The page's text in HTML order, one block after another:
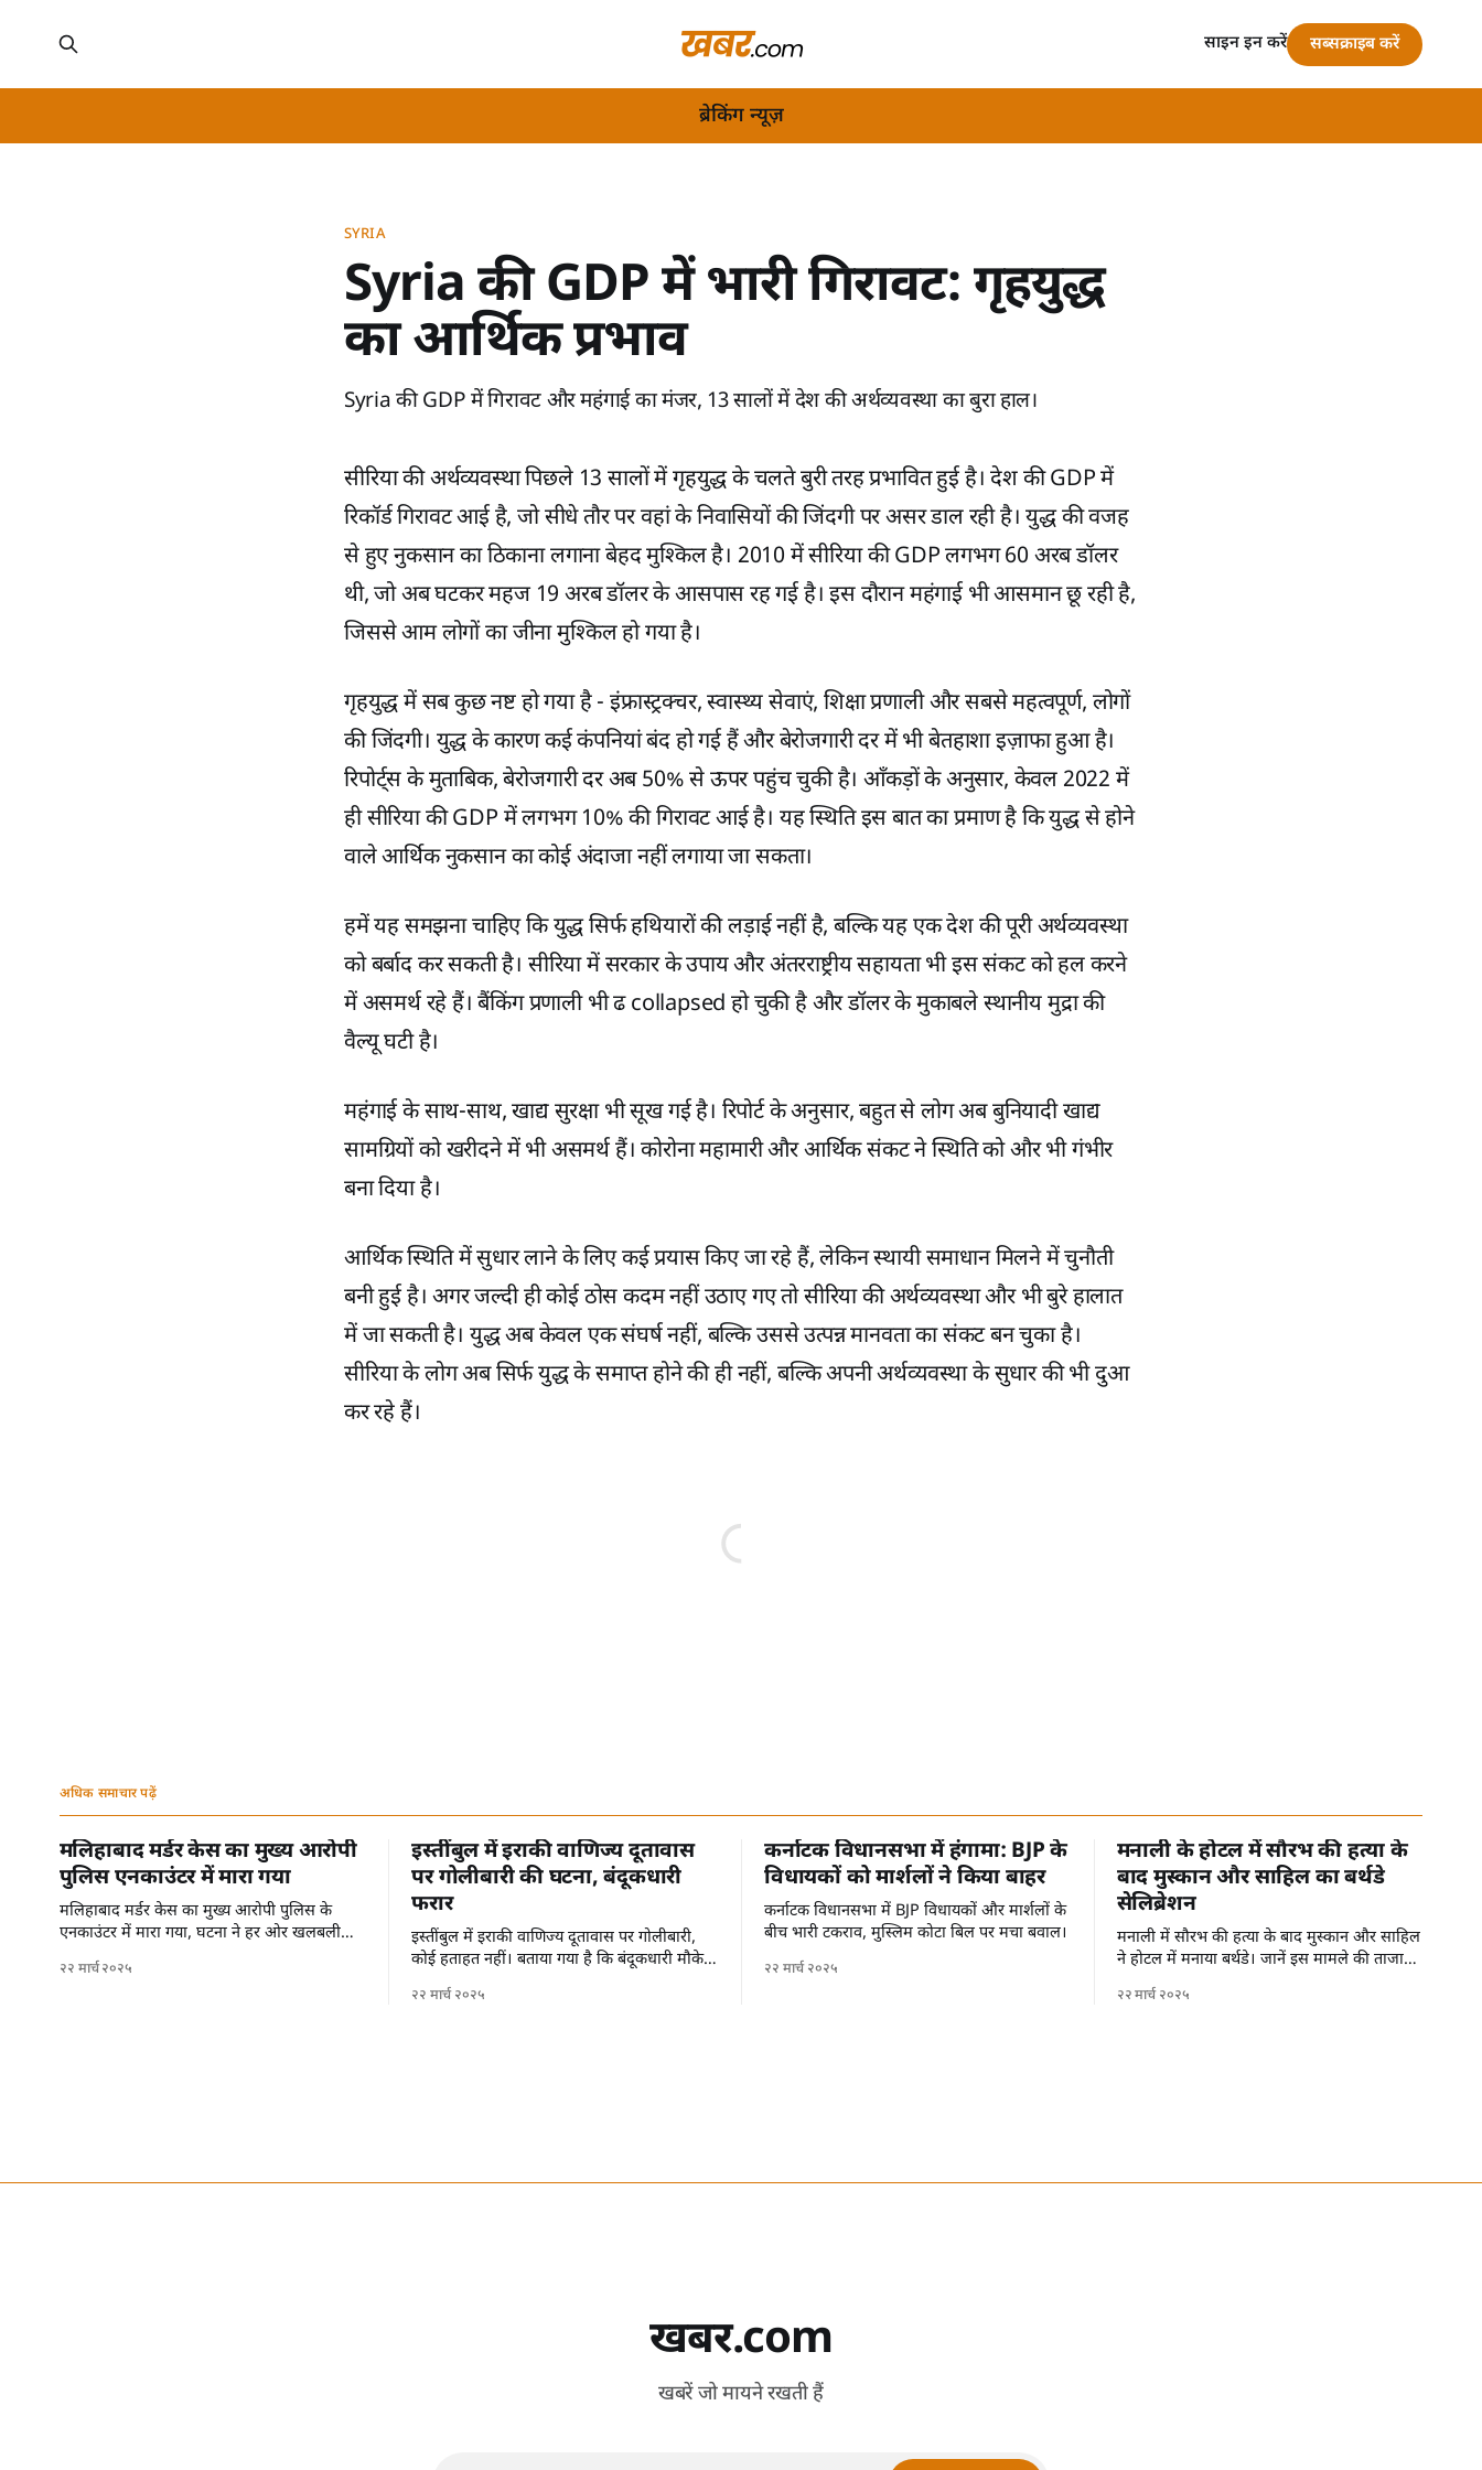
ब्रेकिंग न्यूज़
साइन इन करें सब्सक्राइब करें
SYRIA
Syria की GDP में भारी गिरावट: गृहयुद्ध
का आर्थिक प्रभाव
Syria की GDP में गिरावट और महंगाई का मंजर, 13 सालों में देश की अर्थव्यवस्था का बुरा हाल।
सीरिया की अर्थव्यवस्था पिछले 13 सालों में गृहयुद्ध के चलते बुरी तरह प्रभावित हुई है। देश की GDP में
रिकॉर्ड गिरावट आई है, जो सीधे तौर पर वहां के निवासियों की जिंदगी पर असर डाल रही है। युद्ध की वजह
से हुए नुकसान का ठिकाना लगाना बेहद मुश्किल है। 2010 में सीरिया की GDP लगभग 60 अरब डॉलर
थी, जो अब घटकर महज 19 अरब डॉलर के आसपास रह गई है। इस दौरान महंगाई भी आसमान छू रही है,
जिससे आम लोगों का जीना मुश्किल हो गया है।
गृहयुद्ध में सब कुछ नष्ट हो गया है - इंफ्रास्ट्रक्चर, स्वास्थ्य सेवाएं, शिक्षा प्रणाली और सबसे महत्वपूर्ण, लोगों
की जिंदगी। युद्ध के कारण कई कंपनियां बंद हो गई हैं और बेरोजगारी दर में भी बेतहाशा इज़ाफा हुआ है।
रिपोर्ट्स के मुताबिक, बेरोजगारी दर अब 50% से ऊपर पहुंच चुकी है। आँकड़ों के अनुसार, केवल 2022 में
ही सीरिया की GDP में लगभग 10% की गिरावट आई है। यह स्थिति इस बात का प्रमाण है कि युद्ध से होने
वाले आर्थिक नुकसान का कोई अंदाजा नहीं लगाया जा सकता।
हमें यह समझना चाहिए कि युद्ध सिर्फ हथियारों की लड़ाई नहीं है, बल्कि यह एक देश की पूरी अर्थव्यवस्था
को बर्बाद कर सकती है। सीरिया में सरकार के उपाय और अंतरराष्ट्रीय सहायता भी इस संकट को हल करने
में असमर्थ रहे हैं। बैंकिंग प्रणाली भी ढ collapsed हो चुकी है और डॉलर के मुकाबले स्थानीय मुद्रा की
वैल्यू घटी है।
महंगाई के साथ-साथ, खाद्य सुरक्षा भी सूख गई है। रिपोर्ट के अनुसार, बहुत से लोग अब बुनियादी खाद्य
सामग्रियों को खरीदने में भी असमर्थ हैं। कोरोना महामारी और आर्थिक संकट ने स्थिति को और भी गंभीर
बना दिया है।
आर्थिक स्थिति में सुधार लाने के लिए कई प्रयास किए जा रहे हैं, लेकिन स्थायी समाधान मिलने में चुनौती
बनी हुई है। अगर जल्दी ही कोई ठोस कदम नहीं उठाए गए तो सीरिया की अर्थव्यवस्था और भी बुरे हालात
में जा सकती है। युद्ध अब केवल एक संघर्ष नहीं, बल्कि उससे उत्पन्न मानवता का संकट बन चुका है।
सीरिया के लोग अब सिर्फ युद्ध के समाप्त होने की ही नहीं, बल्कि अपनी अर्थव्यवस्था के सुधार की भी दुआ
कर रहे हैं।
अधिक समाचार पढ़ें
मलिहाबाद मर्डर केस का मुख्य आरोपी
पुलिस एनकाउंटर में मारा गया
मलिहाबाद मर्डर केस का मुख्य आरोपी पुलिस के
एनकाउंटर में मारा गया, घटना ने हर ओर खलबली
मचा दी है।
२२ मार्च २०२५
इस्तींबुल में इराकी वाणिज्य दूतावास
पर गोलीबारी की घटना, बंदूकधारी
फरार
इस्तींबुल में इराकी वाणिज्य दूतावास पर गोलीबारी,
कोई हताहत नहीं। बताया गया है कि बंदूकधारी मौके
से फरार हो गए हैं।
२२ मार्च २०२५
कर्नाटक विधानसभा में हंगामा: BJP के
विधायकों को मार्शलों ने किया बाहर
कर्नाटक विधानसभा में BJP विधायकों और मार्शलों के
बीच भारी टकराव, मुस्लिम कोटा बिल पर मचा बवाल।
२२ मार्च २०२५
मनाली के होटल में सौरभ की हत्या के
बाद मुस्कान और साहिल का बर्थडे
सेलिब्रेशन
मनाली में सौरभ की हत्या के बाद मुस्कान और साहिल
ने होटल में मनाया बर्थडे। जानें इस मामले की ताजा
जानकारी।
२२ मार्च २०२५
खबर.com
खबरें जो मायने रखती हैं